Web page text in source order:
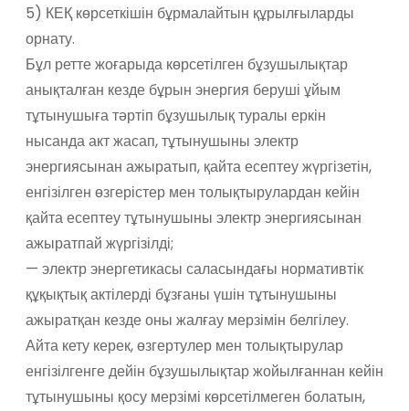
5) КЕҚ көрсеткішін бұрмалайтын құрылғыларды
орнату.
Бұл ретте жоғарыда көрсетілген бұзушылықтар
анықталған кезде бұрын энергия беруші ұйым
тұтынушыға тәртіп бұзушылық туралы еркін
нысанда акт жасап, тұтынушыны электр
энергиясынан ажыратып, қайта есептеу жүргізетін,
енгізілген өзгерістер мен толықтырулардан кейін
қайта есептеу тұтынушыны электр энергиясынан
ажыратпай жүргізілді;
— электр энергетикасы саласындағы нормативтік
құқықтық актілерді бұзғаны үшін тұтынушыны
ажыратқан кезде оны жалғау мерзімін белгілеу.
Айта кету керек, өзгертулер мен толықтырулар
енгізілгенге дейін бұзушылықтар жойылғаннан кейін
тұтынушыны қосу мерзімі көрсетілмеген болатын,